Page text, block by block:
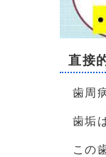
直接
歯周
歯垢
この